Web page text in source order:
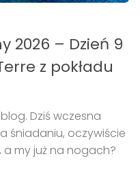
2026 – Dzień 9
z pokładu
Dziś wczesna
śniadaniu, oczywiście
a my już na nogach?